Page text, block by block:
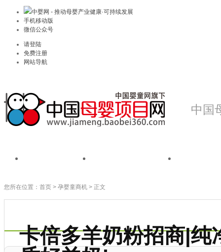
中婴网 - 推动母婴产业健康·可持续发展
手机移动版
微信公众号
请登陆
免费注册
网站导航
中国
您所在位置： 首页 > 孕婴童商机 > 正文
卡倍多羊奶粉招商|纯